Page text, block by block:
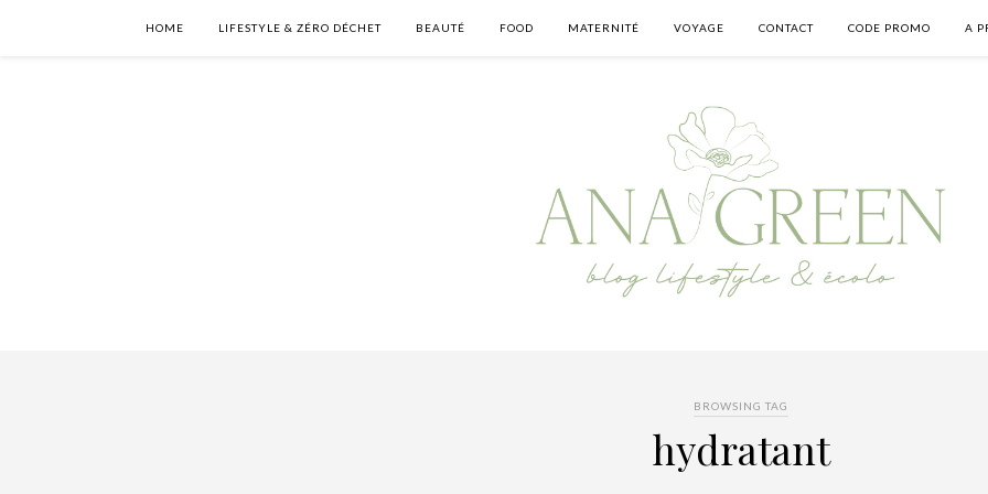
HOME LIFESTYLE & ZÉRO DÉCHET BEAUTÉ FOOD MATERNITÉ VOYAGE CONTACT CODE PROMO A
BROWSING TAG
hydratant